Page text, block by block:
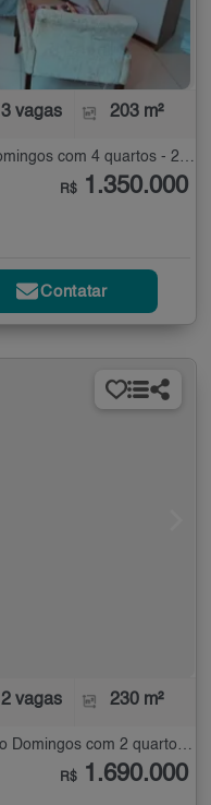
3 vagas 203 m²
Sobrado à Venda no Parque São Domingos com 4 quartos - 203 m²
R$ 1.350.000
Contatar
2 vagas 230 m²
Casa Térrea à Venda no Parque São Domingos com 2 quartos - 230 m²
R$ 1.690.000